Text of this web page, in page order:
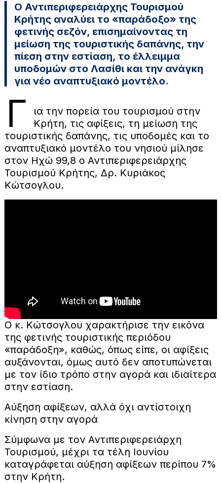
Ο Αντιπεριφερειάρχης Τουρισμού
Κρήτης αναλύει το «παράδοξο» της
φετινής σεζόν, επισημαίνοντας τη
μείωση της τουριστικής δαπάνης, την
πίεση στην εστίαση, το έλλειμμα
υποδομών στο Λασίθι και την ανάγκη
για νέο αναπτυξιακό μοντέλο.
Γ
ια την πορεία του τουρισμού στην
Κρήτη, τις αφίξεις, τη μείωση της
τουριστικής δαπάνης, τις υποδομές και το
αναπτυξιακό μοντέλο του νησιού μίλησε
στον Ηχώ 99,8 ο Αντιπεριφερειάρχης
Τουρισμού Κρήτης, Δρ. Κυριάκος
Κώτσογλου.
Ο κ. Κώτσογλου χαρακτήρισε την εικόνα
της φετινής τουριστικής περιόδου
«παράδοξη», καθώς, όπως είπε, οι αφίξεις
αυξάνονται, όμως αυτό δεν αποτυπώνεται
με τον ίδιο τρόπο στην αγορά και ιδιαίτερα
στην εστίαση.
Αύξηση αφίξεων, αλλά όχι αντίστοιχη
κίνηση στην αγορά
Σύμφωνα με τον Αντιπεριφερειάρχη
Τουρισμού, μέχρι τα τέλη Ιουνίου
καταγράφεται αύξηση αφίξεων περίπου 7%
στην Κρήτη.